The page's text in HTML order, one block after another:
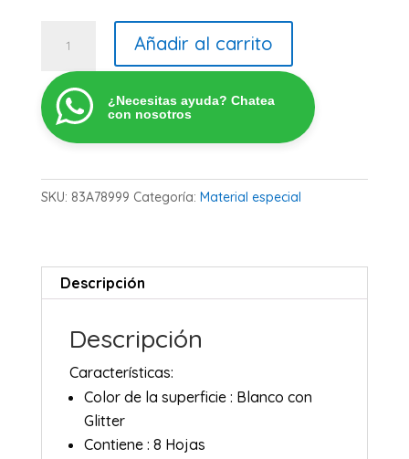
con
Glitter
Blancas
Añadir al carrito
¿Necesitas ayuda? Chatea
con nosotros
SKU: 83A78999 Categoría: Material especial
Descripción
Descripción
Características:
Color de la superficie : Blanco con
Glitter
Contiene : 8 Hojas